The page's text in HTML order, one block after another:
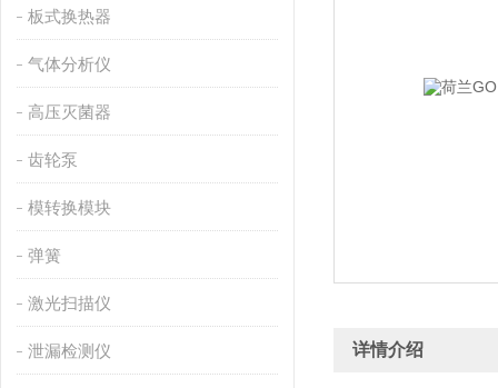
板式换热器
气体分析仪
高压灭菌器
齿轮泵
模转换模块
弹簧
激光扫描仪
泄漏检测仪 详情介绍